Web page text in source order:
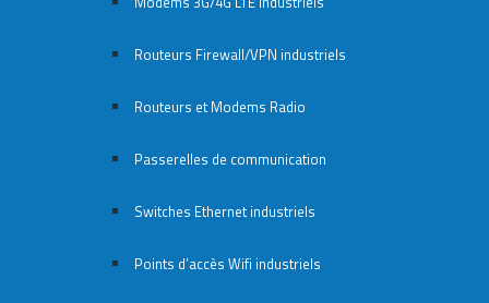
Routeurs Firewall/VPN industriels
Routeurs et Modems Radio
Passerelles de communication
Switches Ethernet industriels
Points d’accès Wifi industriels